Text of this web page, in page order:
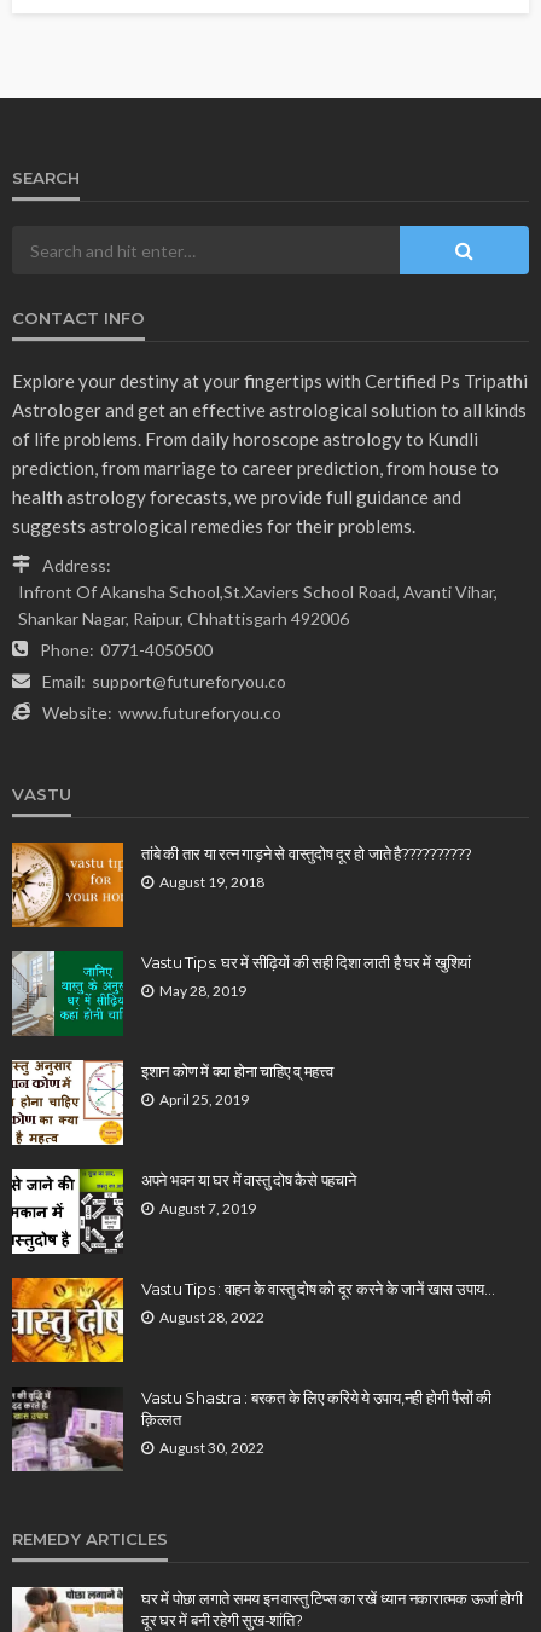
SEARCH
CONTACT INFO
Explore your destiny at your fingertips with Certified Ps Tripathi
Astrologer and get an effective astrological solution to all kinds
of life problems. From daily horoscope astrology to Kundli
prediction, from marriage to career prediction, from house to
health astrology forecasts, we provide full guidance and
suggests astrological remedies for their problems.
Address:
Infront Of Akansha School,St.Xaviers School Road, Avanti Vihar,
Shankar Nagar, Raipur, Chhattisgarh 492006
Phone: 0771-4050500
Email: support@futureforyou.co
Website: www.futureforyou.co
VASTU
तांबे की तार या रत्न गाड़ने से वास्तुदोष दूर हो जाते है??????????
August 19, 2018
Vastu Tips: घर में सीढ़ियों की सही दिशा लाती है घर में खुशियां
May 28, 2019
इशान कोण में क्या होना चाहिए व् महत्त्व
April 25, 2019
अपने भवन या घर में वास्तु दोष कैसे पहचाने
August 7, 2019
Vastu Tips : वाहन के वास्तु दोष को दूर करने के जानें खास उपाय…
August 28, 2022
Vastu Shastra : बरकत के लिए करिये ये उपाय,नही होगी पैसों की
क़िल्लत
August 30, 2022
REMEDY ARTICLES
घर में पोछा लगाते समय इन वास्तु टिप्स का रखें ध्यान नकारात्मक ऊर्जा होगी
दूर घर में बनी रहेगी सुख-शांति?